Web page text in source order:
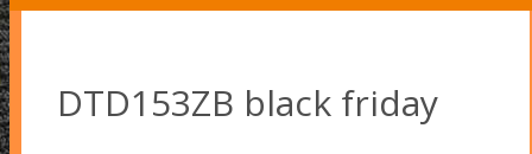
DTD153ZB black friday